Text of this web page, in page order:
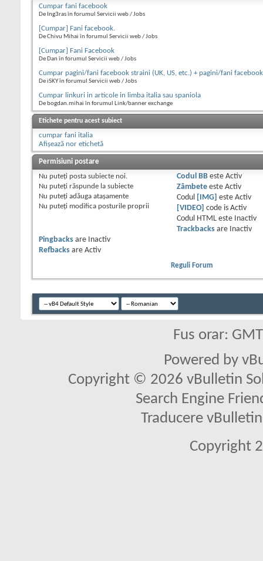
Cumpar fani facebook
De Ing3ras în forumul Servicii web / Jobs
[Cumpar] Fani facebook.
De Chivu Mihai în forumul Servicii web / Jobs
[Cumpar] Fani Facebook
De Dan în forumul Servicii web / Jobs
Cumpar pagini/fani facebook straini (UK, US, etc.) + pagini/fani
De iSKY în forumul Servicii web / Jobs
Cumpar linkuri in articole in limba italia sau spaniola
De bogdan.mihai în forumul Link/banner exchange
Etichete pentru acest subiect
cumpar fani italia
Afișează nor etichetă
Permisiuni postare
Nu puteţi posta subiecte noi.
Nu puteţi răspunde la subiecte
Nu puteţi adăuga ataşamente
Nu puteţi modifica posturile proprii
Codul BBeste Activ
Zâmbeteeste Activ
Codul
[IMG] este Activ
[VIDEO]
code is Activ
Codul HTML este
Inactiv
Trackbacksare
Inactiv
Pingbacks are
Inactiv
Refbacks are Activ
Reguli Forum
Fus orar:
Powered by
Copyright © 2026 vBulletin
Search Engine
Traducere
Copyright